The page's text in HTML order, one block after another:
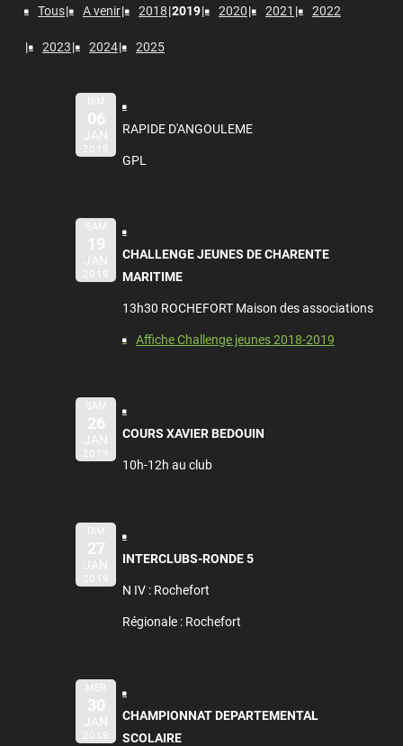
Tous A venir 2018 2019 2020 2021 2022
2023 2024 2025
DIM
06
JAN
2019
RAPIDE D'ANGOULEME
GPL
SAM
19
JAN
2019
CHALLENGE JEUNES DE CHARENTE
MARITIME
13h30 ROCHEFORT Maison des associations
Affiche Challenge jeunes 2018-2019
SAM
26
JAN
2019
COURS XAVIER BEDOUIN
10h-12h au club
DIM
27
JAN
2019
INTERCLUBS-RONDE 5
N IV : Rochefort
Régionale : Rochefort
MER
30
JAN
2019
CHAMPIONNAT DEPARTEMENTAL
SCOLAIRE